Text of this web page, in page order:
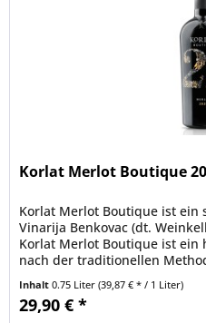
Korlat Merlot Boutique
Korlat Merlot Boutique ist ein
Vinarija Benkovac (dt.
Korlat Merlot Boutique ist ein
nach der traditionellen
Rebstock...
Inhalt0.75 Liter(39,87 € * / 1 Liter)
29,90 € *